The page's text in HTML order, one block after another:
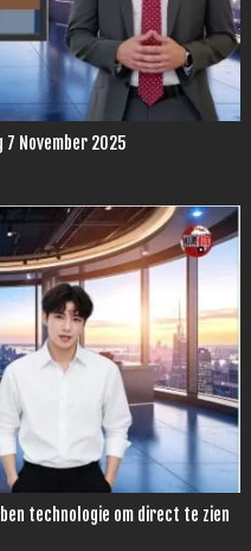
November 2025
technologie om direct te zien